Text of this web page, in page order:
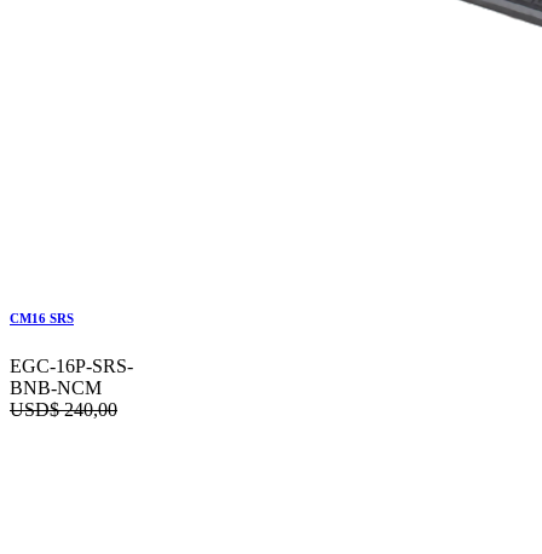
CM16 SRS
EGC-16P-SRS-
BNB-NCM
USD$240,00